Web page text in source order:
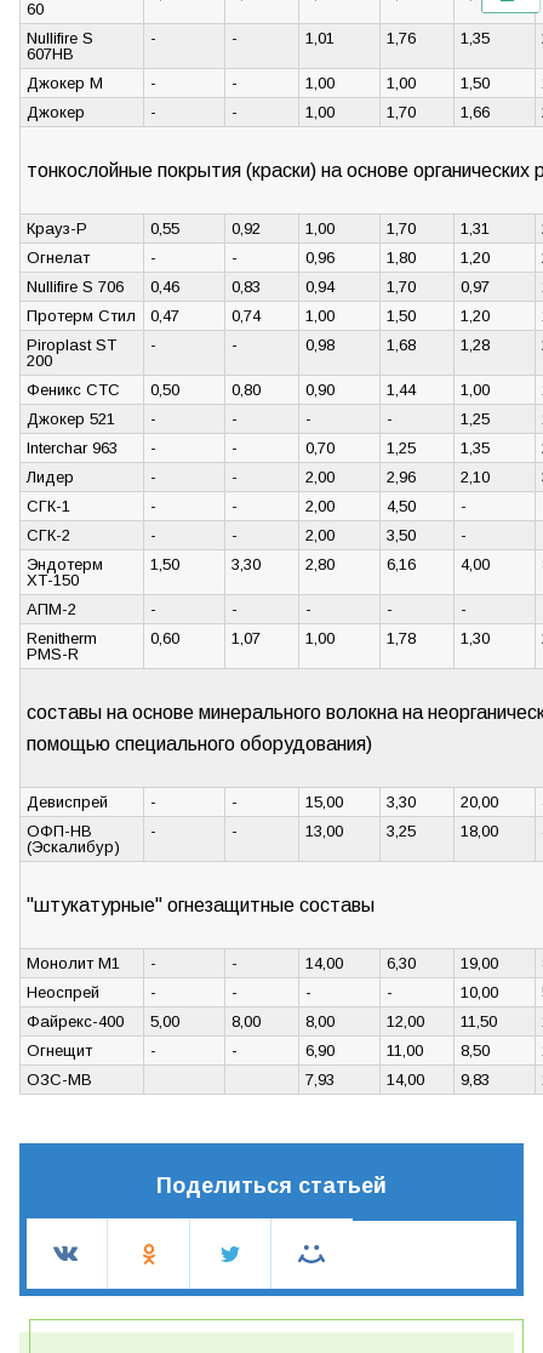
60
Nullifire S
607HB
- - 1,01 1,76 1,35
Джокер М - - 1,00 1,00 1,50
Джокер
- - 1,00 1,70 1,66
тонкослойные покрытия (краски) на основе органических
Крауз-Р 0,55 0,92 1,00 1,70 1,31
Огнелат
- - 0,96 1,80 1,20
Nullifire S 706
0,46 0,83 0,94 1,70 0,97
Протерм Стил
0,47 0,74 1,00 1,50 1,20
Piroplast ST
200
- - 0,98 1,68 1,28
Феникс СТС 0,50 0,80 0,90 1,44 1,00
Джокер 521
- - - - 1,25
Interchar 963
- - 0,70 1,25 1,35
Лидер
- - 2,00 2,96 2,10
СГК-1
- - 2,00 4,50 -
СГК-2
- - 2,00 3,50 -
Эндотерм
ХТ-150
1,50 3,30 2,80 6,16 4,00
АПМ-2 - - - - -
Renitherm
PMS-R
0,60 1,07 1,00 1,78 1,30
составы на основе минерального волокна на
помощью специального оборудования)
Девиспрей - - 15,00 3,30 20,00
ОФП-НВ
(Эскалибур)
- - 13,00 3,25 18,00
"штукатурные" огнезащитные составы
Монолит М1 - - 14,00 6,30 19,00
Неоспрей
- - - - 10,00
Файрекс-400
5,00 8,00 8,00 12,00 11,50
Огнещит
- - 6,90 11,00 8,50
ОЗС-МВ
7,93 14,00 9,83
Поделиться статьей